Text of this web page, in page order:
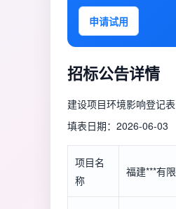
申请试用
招标公告详情
建设项目环境影响登记表
填表日期：2026-06-03
项目名
称
福建***有